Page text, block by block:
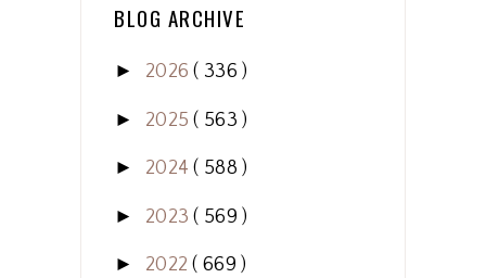
BLOG ARCHIVE
► 2026( 336 )
► 2025( 563 )
► 2024( 588 )
► 2023( 569 )
► 2022( 669 )